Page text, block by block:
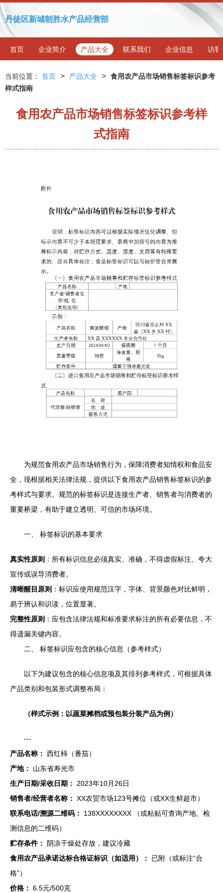
丹徒区新城朝胜水产品经营部
首页 企业简介 产品大全 联系我们 企业信息 访客
当前位置： 首页 > 产品大全 > 食用农产品市场销售标签标识参考
样式指南
食用农产品市场销售标签标识参考样
式指南
为规范食用农产品市场销售行为，保障消费者知情权和食品安
全，现根据相关法律法规，提供以下食用农产品销售标签标识的参
考样式与要求。规范的标签标识是连接生产者、销售者与消费者的
重要桥梁，有助于建立透明、可信的市场环境。
一、 标签标识的基本要求
真实性原则 ：所有标识信息必须真实、准确，不得虚假标注、夸大
宣传或误导消费者。
清晰醒目原则 ：标识应使用规范汉字，字体、背景颜色对比鲜明，
易于辨认和识读，位置显著。
完整性原则 ：应包含法律法规和标准要求标注的所有必要信息，不
得遗漏关键内容。
二、 标签标识应包含的核心信息（参考样式）
以下为建议包含的核心信息项及其排列参考样式，可根据具体
产品类别和包装形式调整布局：
（样式示例：以蔬菜摊档或预包装分装产品为例）
---
产品名称： 西红柿（番茄）
产地：
山东省寿光市
生产日期/采收日期：
2023年10月26日
销售者/经营者名称： XX农贸市场123号摊位（或XX生鲜超市）
联系电话/溯源二维码：
138XXXXXXXX （或粘贴可查询产地、检
测信息的二维码）
贮存条件：
阴凉干燥处存放，建议冷藏
食用农产品承诺达标合格证标识（如适用）：
已附（或标注“合
格”）
价格： 6.5元/500克